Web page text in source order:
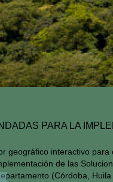
PARA LA
geográfico interactivo para
de las
(Córdoba,